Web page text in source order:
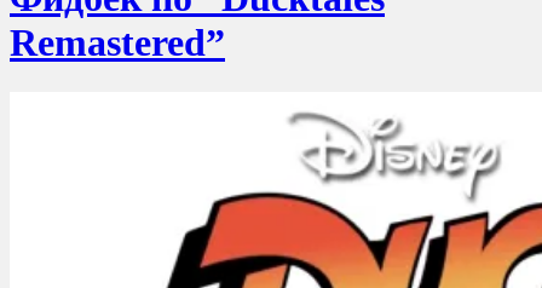
Remastered”